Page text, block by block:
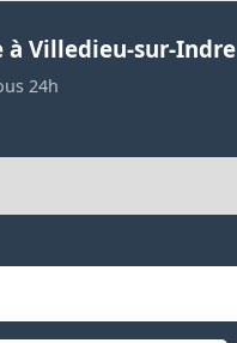
à Villedieu-sur-Indre
24h